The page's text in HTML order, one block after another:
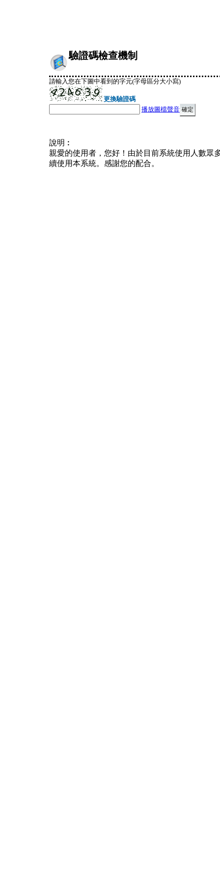
驗證碼檢查機制
請輸入您在下圖中看到的字元(字母區分大小寫)
更換驗證碼
播放圖檔聲音
說明︰
親愛的使用者，您好！由於目前系統使用人數眾
續使用本系統。感謝您的配合。